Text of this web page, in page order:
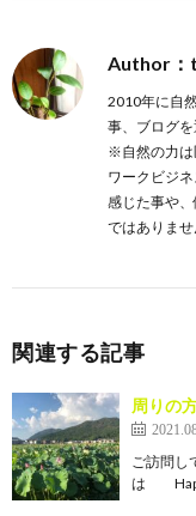
Author
2010年に自
事、ブログ
※自然の力は
ワークビジ
感じた事や
ではありませ
関連する記事
周りの
ご訪問し
は